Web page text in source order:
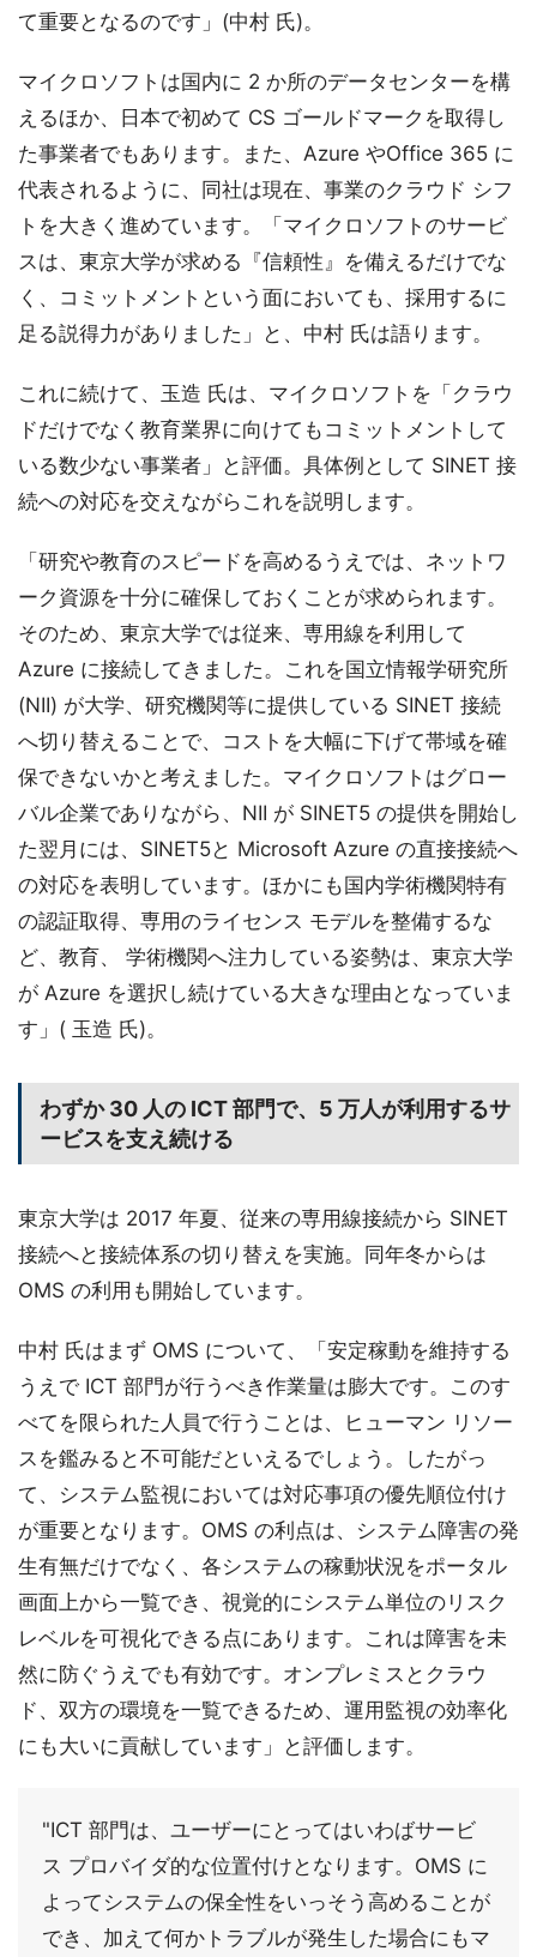
て重要となるのです」(中村 氏)。
マイクロソフトは国内に 2 か所のデータセンターを構
えるほか、日本で初めて CS ゴールドマークを取得し
た事業者でもあります。また、Azure やOffice 365 に
代表されるように、同社は現在、事業のクラウド シフ
トを大きく進めています。「マイクロソフトのサービ
スは、東京大学が求める『信頼性』を備えるだけでな
く、コミットメントという面においても、採用するに
足る説得力がありました」と、中村 氏は語ります。
これに続けて、玉造 氏は、マイクロソフトを「クラウ
ドだけでなく教育業界に向けてもコミットメントして
いる数少ない事業者」と評価。具体例として SINET 接
続への対応を交えながらこれを説明します。
「研究や教育のスピードを高めるうえでは、ネットワ
ーク資源を十分に確保しておくことが求められます。
そのため、東京大学では従来、専用線を利用して
Azure に接続してきました。これを国立情報学研究所
(NII) が大学、研究機関等に提供している SINET 接続
へ切り替えることで、コストを大幅に下げて帯域を確
保できないかと考えました。マイクロソフトはグロー
バル企業でありながら、NII が SINET5 の提供を開始し
た翌月には、SINET5と Microsoft Azure の直接接続へ
の対応を表明しています。ほかにも国内学術機関特有
の認証取得、専用のライセンス モデルを整備するな
ど、教育、 学術機関へ注力している姿勢は、東京大学
が Azure を選択し続けている大きな理由となっていま
す」( 玉造 氏)。
わずか 30 人の ICT 部門で、5 万人が利用するサ
ービスを支え続ける
東京大学は 2017 年夏、従来の専用線接続から SINET
接続へと接続体系の切り替えを実施。同年冬からは
OMS の利用も開始しています。
中村 氏はまず OMS について、「安定稼動を維持する
うえで ICT 部門が行うべき作業量は膨大です。このす
べてを限られた人員で行うことは、ヒューマン リソー
スを鑑みると不可能だといえるでしょう。したがっ
て、システム監視においては対応事項の優先順位付け
が重要となります。OMS の利点は、システム障害の発
生有無だけでなく、各システムの稼動状況をポータル
画面上から一覧でき、視覚的にシステム単位のリスク
レベルを可視化できる点にあります。これは障害を未
然に防ぐうえでも有効です。オンプレミスとクラウ
ド、双方の環境を一覧できるため、運用監視の効率化
にも大いに貢献しています」と評価します。
"ICT 部門は、ユーザーにとってはいわばサービ
ス プロバイダ的な位置付けとなります。OMS に
よってシステムの保全性をいっそう高めることが
でき、加えて何かトラブルが発生した場合にもマ